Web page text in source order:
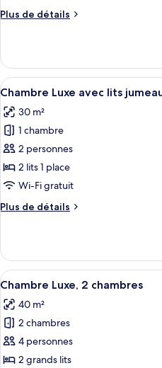
chambre :
cheminée
Plus de détails
Plus
le
type
de
Chambre
Luxe,
cheminée
Afficher
toutes
les
photos
pour
ce
type
chambre :
avec
lits
jumeaux
5
Chambre Luxe avec lits
30 m²
1 chambre
2 personnes
2 lits 1 place
Wi-Fi gratuit
Plus de détails
Plus
le
type
de
Chambre
Luxe
avec
lits
jumeaux
Afficher
toutes
les
photos
pour
ce
4
Chambre Luxe, 2 chambres
40 m²
2 chambres
4 personnes
2 grands lits